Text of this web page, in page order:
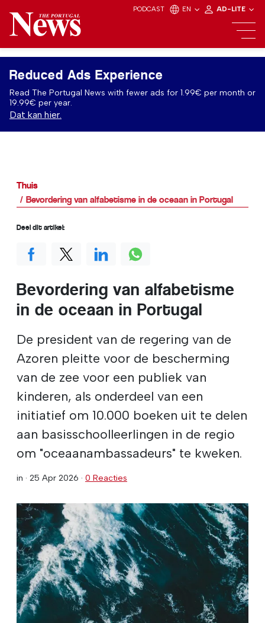
PODCAST EN AD-LITE
Reduced Ads Experience
Read The Portugal News with fewer ads for 1.99€ per month or
19.99€ per year.
Dat kan hier.
Thuis
Bevordering van alfabetisme in de oceaan in Portugal
Bevordering van alfabetisme
in de oceaan in Portugal
De president van de regering van de
Azoren pleitte voor de bescherming
van de zee voor een publiek van
kinderen, als onderdeel van een
initiatief om 10.000 boeken uit te delen
aan basisschoolleerlingen in de regio
om "oceaanambassadeurs" te kweken.
in · 25 Apr 2026 · 0 Reacties
Deel dit artikel: